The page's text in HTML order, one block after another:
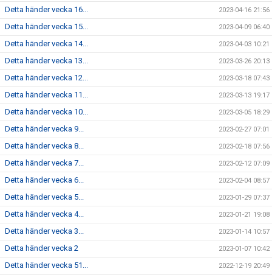
Detta händer vecka 16... 2023-04-16 21:56
Detta händer vecka 15... 2023-04-09 06:40
Detta händer vecka 14... 2023-04-03 10:21
Detta händer vecka 13... 2023-03-26 20:13
Detta händer vecka 12... 2023-03-18 07:43
Detta händer vecka 11... 2023-03-13 19:17
Detta händer vecka 10... 2023-03-05 18:29
Detta händer vecka 9... 2023-02-27 07:01
Detta händer vecka 8... 2023-02-18 07:56
Detta händer vecka 7... 2023-02-12 07:09
Detta händer vecka 6... 2023-02-04 08:57
Detta händer vecka 5... 2023-01-29 07:37
Detta händer vecka 4... 2023-01-21 19:08
Detta händer vecka 3... 2023-01-14 10:57
Detta händer vecka 2 2023-01-07 10:42
Detta händer vecka 51... 2022-12-19 20:49